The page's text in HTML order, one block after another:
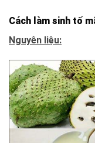
Cách làm sinh tố
Nguyên liệu: